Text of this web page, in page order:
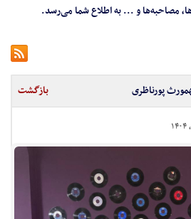
مصاحبه‌ها و ... به اطلاع شما می‌رسد.
پورناظری بازگشت